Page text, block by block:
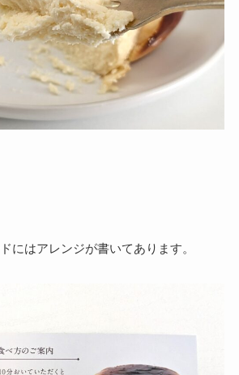
にはアレンジが書いてあります。